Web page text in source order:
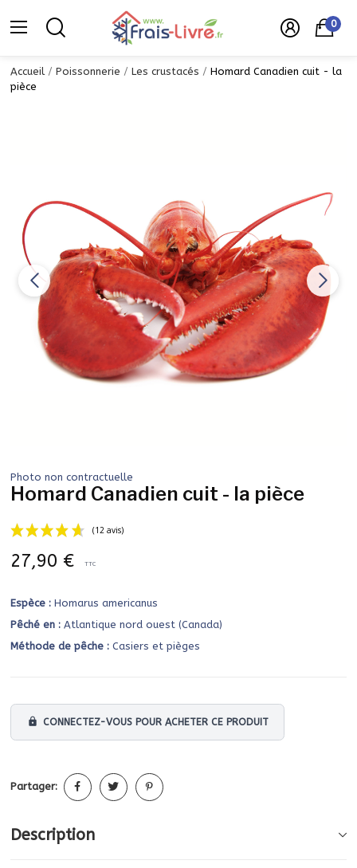
0
Accueil Poissonnerie Les crustacés
Homard Canadien cuit - la
pièce
Photo non contractuelle
Homard Canadien cuit - la pièce
(12 avis)
27,90 € TTC
Espèce : Homarus americanus
Pêché en : Atlantique nord ouest (Canada)
Méthode de pêche : Casiers et pièges
lock CONNECTEZ-VOUS POUR ACHETER CE PRODUIT
Partager:
Description